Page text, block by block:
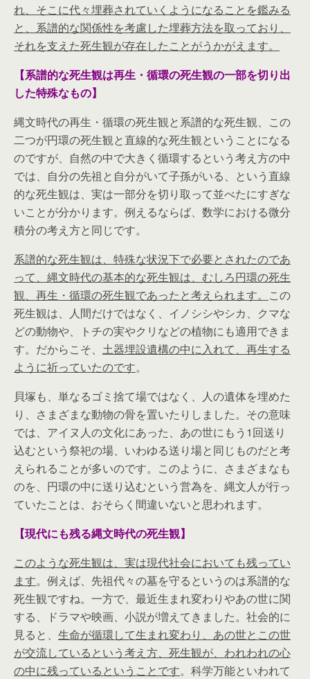
れ、そこに代々埋葬されていくようになることを鑑みる
と、系譜的な関係性を考慮した埋葬方法を取っており、
それを支えた死生観が存在したことがうかがえます。
【系譜的な死生観は再生・循環の死生観の一部を切り出
した特殊なもの】
縄文時代の再生・循環の死生観と系譜的な死生観、この
二つが円環の死生観と直線的な死生観ということになる
のですが、自然の中で大きく循環するという考え方の中
では、自分の先祖と自分がいて子孫がいる、という直線
的な死生観は、実は一部分を切り取って並べたにすぎな
いことが分かります。例えるならば、数学における微分
積分の考え方と同じです。
系譜的な死生観は、特殊な状況下で必要とされたのであ
って、縄文時代の基本的な死生観は、むしろ円環の死生
観、再生・循環の死生観であったと考えられます。 この
死生観は、人間だけではなく、イノシシやシカ、クマな
どの動物や、トチの実やクリなどの植物にも適用できま
す。だからこそ、 土器埋設遺構の中に入れて、再生する
ように祈っていたのです。
貝塚も、単なるゴミ捨て場ではなく、人の遺体を埋めた
り、さまざまな動物の骨を置いたりしました。その意味
では、アイヌ人の文化にあった、あの世にもう1回送り
込むという祭祀の場、いわゆる送り場と同じものだと考
えられることが多いのです。このように、さまざまなも
のを、円環の中に送り込むという営為を、縄文人が行っ
ていたことは、おそらく間違いないと思われます。
【現代にも残る縄文時代の死生観】
このような死生観は、実は現代社会においても残ってい
ます。例えば、先祖代々の墓を守るというのは系譜的な
死生観ですね。一方で、最近生まれ変わりやあの世に関
する、ドラマや映画、小説が増えてきました。社会的に
見ると、 生命が循環して生まれ変わり、あの世とこの世
が交流しているという考え方、死生観が、われわれの心
の中に残っているということです。科学万能といわれて